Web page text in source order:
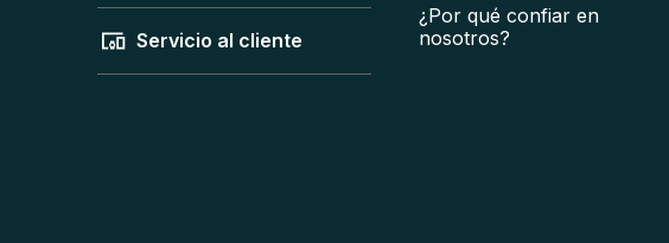
Servicio al cliente
¿Por qué confiar en
nosotros?